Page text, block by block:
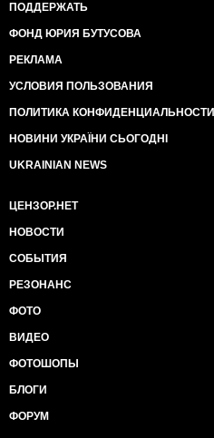
ПОДДЕРЖАТЬ
ФОНД ЮРИЯ БУТУСОВА
РЕКЛАМА
УСЛОВИЯ ПОЛЬЗОВАНИЯ
ПОЛИТИКА КОНФИДЕНЦИАЛЬНОСТИ
НОВИНИ УКРАЇНИ СЬОГОДНІ
UKRAINIAN NEWS
ЦЕНЗОР.НЕТ
НОВОСТИ
СОБЫТИЯ
РЕЗОНАНС
ФОТО
ВИДЕО
ФОТОШОПЫ
БЛОГИ
ФОРУМ